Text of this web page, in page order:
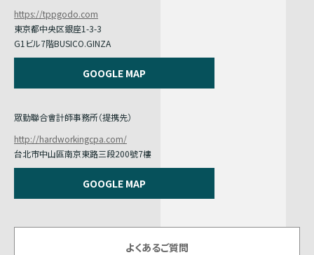
https://tppgodo.com
東京都中央区銀座1-3-3
G1ビル7階BUSICO.GINZA
GOOGLE MAP
眾勤聯合會計師事務所（提携先）
http://hardworkingcpa.com/
台北市中山區南京東路三段200號7樓
GOOGLE MAP
よくあるご質問